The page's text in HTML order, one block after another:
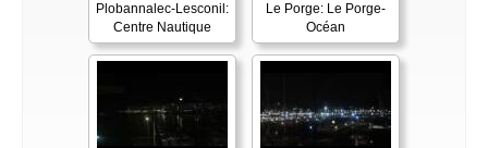
Plobannalec-Lesconil:
Centre Nautique
Le Porge: Le Porge-
Océan